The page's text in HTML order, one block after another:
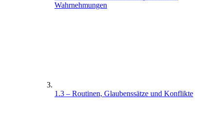
Wahrnehmungen
1.3 – Routinen, Glaubenssätze und Konflikte